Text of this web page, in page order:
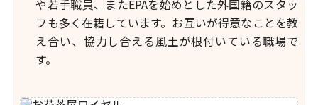
や若手職員、またEPAを始めとした外国籍のスタッ
フも多く在籍しています。お互いが得意なことを教
え合い、協力し合える風土が根付いている職場で
す。